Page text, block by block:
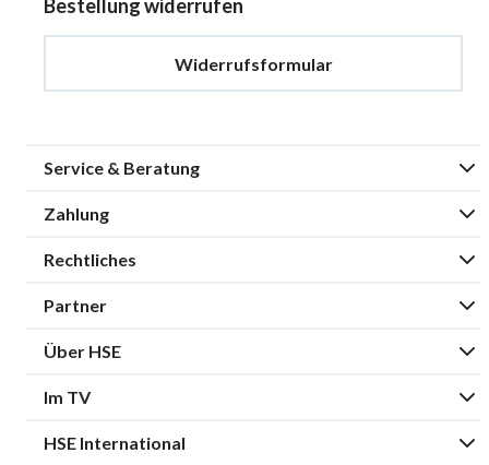
Bestellung widerrufen
Widerrufsformular
Service & Beratung
Zahlung
Rechtliches
Partner
Über HSE
Im TV
HSE International